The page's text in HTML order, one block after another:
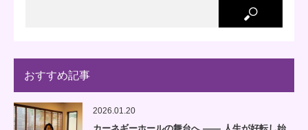
おすすめ記事
2026.01.20